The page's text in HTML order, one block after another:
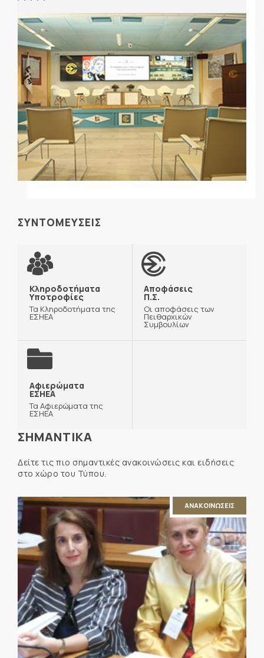
ΣΥΝΤΟΜΕΥΣΕΙΣ
Κληροδοτήματα
Υποτροφίες
Τα Κληροδοτήματα της
ΕΣΗΕΑ
Αποφάσεις
Π.Σ.
Οι αποφάσεις των
Πειθαρχικών
Συμβουλίων
Αφιερώματα
ΕΣΗΕΑ
Τα Αφιερώματα της
ΕΣΗΕΑ
ΣΗΜΑΝΤΙΚΑ
Δείτε τις πιο σημαντικές ανακοινώσεις και ειδήσεις
στο χώρο του Τύπου.
ΑΝΑΚΟΙΝΩΣΕΙΣ